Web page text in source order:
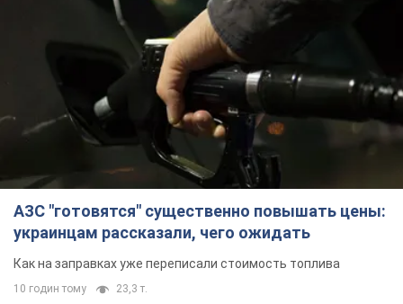
АЗС "готовятся" существенно повышать цены:
украинцам рассказали, чего ожидать
Как на заправках уже переписали стоимость топлива
10 годин тому 23,3 т.